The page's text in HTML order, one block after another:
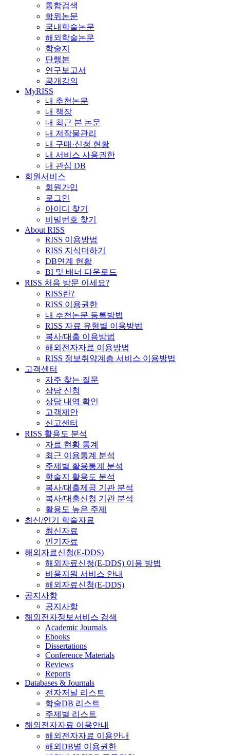
통합검색
학위논문
국내학술논문
해외학술논문
학술지
단행본
연구보고서
공개강의
MyRISS
내 추천논문
내 책장
내 최근 본 논문
내 저작물관리
내 구매·신청 현황
내 서비스 사용권한
내 관심 DB
회원서비스
회원가입
로그인
아이디 찾기
비밀번호 찾기
About RISS
RISS 이용방법
RISS 지식더하기
DB연계 현황
BI 및 배너 다운로드
RISS 처음 방문 이세요?
RISS란?
RISS 이용권한
내 추천논문 등록방법
RISS 자료 유형별 이용방법
복사/대출 이용방법
해외전자자료 이용방법
RISS 정보취약계층 서비스 이용방법
고객센터
자주 찾는 질문
상담 신청
상담 내역 확인
고객제안
신고센터
RISS 활용도 분석
자료 현황 통계
최근 이용통계 분석
주제별 활용통계 분석
학술지 활용도 분석
복사/대출제공 기관 분석
복사/대출신청 기관 분석
활용도 높은 주제
최신/인기 학술자료
최신자료
인기자료
해외자료신청(E-DDS)
해외자료신청(E-DDS) 이용 방법
비용지원 서비스 안내
해외자료신청(E-DDS)
공지사항
공지사항
해외전자정보서비스 검색
Academic Journals
Ebooks
Dissertations
Conference Materials
Reviews
Reports
Databases & Journals
전자저널 리스트
학술DB 리스트
주제별 리스트
해외전자자료 이용안내
해외전자자료 이용안내
해외DB별 이용권한